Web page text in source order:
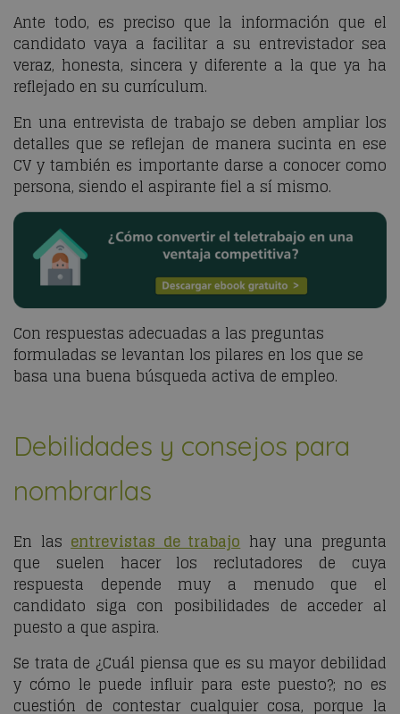
Ante todo, es preciso que la información que el
candidato vaya a facilitar a su entrevistador sea
veraz, honesta, sincera y diferente a la que ya ha
reflejado en su currículum.
En una entrevista de trabajo se deben ampliar los
detalles que se reflejan de manera sucinta en ese
CV y también es importante darse a conocer como
persona, siendo el aspirante fiel a sí mismo.
Con respuestas adecuadas a las preguntas
formuladas se levantan los pilares en los que se
basa una buena búsqueda activa de empleo.
Debilidades y consejos para
nombrarlas
En lasentrevistas de trabajohay una pregunta
que suelen hacer los reclutadores de cuya
respuesta depende muy a menudo que el
candidato siga con posibilidades de acceder al
puesto a que aspira.
Se trata de ¿Cuál piensa que es su mayor debilidad
y cómo le puede influir para este puesto?; no es
cuestión de contestar cualquier cosa, porque la